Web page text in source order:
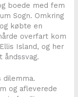
boede med fem
Sogn. Omkring
købte en
overfart kom
Island, og her
åndssvag.
og afleverede